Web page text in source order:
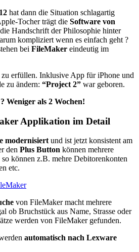
hat dann die Situation schlagartig
Tocher trägt die Software von
Handschrift der Philosophie hinter
kompliziert wenn es einfach geht ?
bei FileMaker eindeutig im
erfüllen. Inklusive App für iPhone und
zu ändern: “Project 2” war geboren.
Weniger als 2 Wochen!
Applikation im Detail
modernisiert und ist jetzt konsistent am
den Plus Button können mehrere
können z.B. mehre Debitorenkonten
etc.
von FileMaker macht mehrere
ob Bruchstück aus Name, Strasse oder
werden von FileMaker gefunden.
automatisch nach Lexware